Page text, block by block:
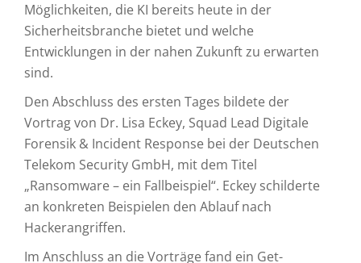
Möglichkeiten, die KI bereits heute in der
Sicherheitsbranche bietet und welche
Entwicklungen in der nahen Zukunft zu erwarten
sind.
Den Abschluss des ersten Tages bildete der
Vortrag von Dr. Lisa Eckey, Squad Lead Digitale
Forensik & Incident Response bei der Deutschen
Telekom Security GmbH, mit dem Titel
„Ransomware – ein Fallbeispiel“. Eckey schilderte
an konkreten Beispielen den Ablauf nach
Hackerangriffen.
Im Anschluss an die Vorträge fand ein Get-